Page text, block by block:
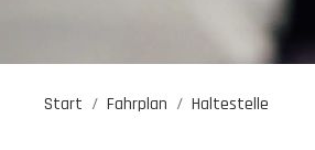
Start Fahrplan Haltestelle